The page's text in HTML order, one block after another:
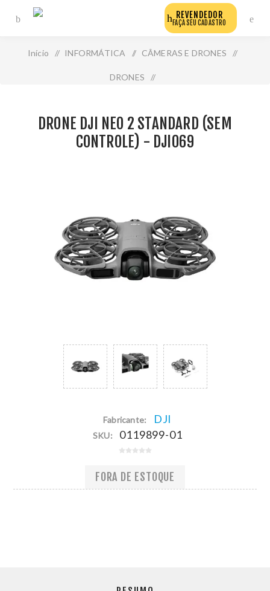
REVENDEDOR
FAÇA SEU CADASTRO
Início / INFORMÁTICA / CÂMERAS E DRONES /
DRONES /
DRONE DJI NEO 2 STANDARD (SEM
CONTROLE) - DJI069
Fabricante: DJI
SKU: 0119899-01
FORA DE ESTOQUE